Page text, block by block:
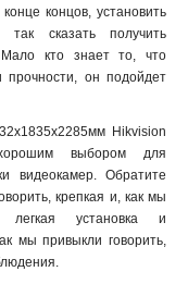
концов, установить
сказать получить
Мало кто знает то, что
прочности, он подойдет
Hikvision
выбором для
видеокамер. Обратите
крепкая и, как мы
легкая установка и
мы привыкли говорить,